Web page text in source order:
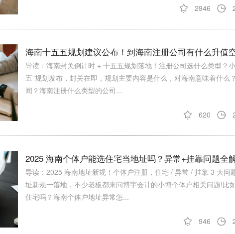
2946
海南十五五规划建议公布！到海南注册公司有什么升值
导读：海南封关倒计时 + 十五五规划落地！注册公司选什么类型？
五”规划发布，封关在即，规划主要内容是什么，对海南意味着什么
间？海南注册什么类型的公司...
620
2025 海南个体户能选住宅当地址吗？异常+挂靠问题全
导读：2025 海南地址新规！个体户注册，住宅 / 异常 / 挂靠 3 大问
址新规一落地，不少老板都来问博宇会计的小博个体户相关问题!比
住宅吗？海南个体户地址异常怎...
946